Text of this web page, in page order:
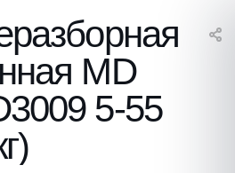
MD
5-55